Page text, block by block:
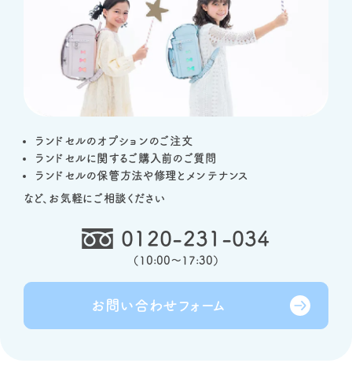
ランドセルのオプションのご注文
ランドセルに関するご購入前のご質問
ランドセルの保管方法や修理とメンテナンス
など、お気軽にご相談ください
0120-231-034
（ 10:00～17:30）
お問い合わせ フォーム